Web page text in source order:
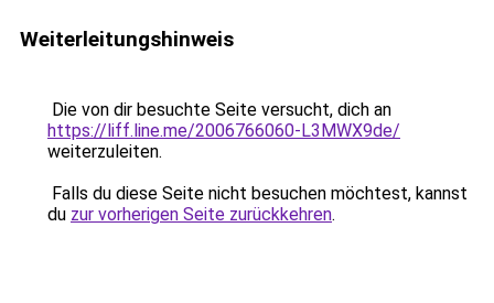
Weiterleitungshinweis
Die von dir besuchte Seite versucht, dich an
https://liff.line.me/2006766060-L3MWX9de/
weiterzuleiten.
Falls du diese Seite nicht besuchen möchtest, kannst
du zur vorherigen Seite zurückkehren.